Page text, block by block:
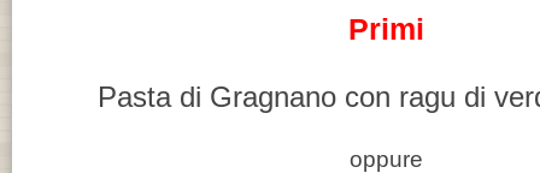
Primi
Pasta di Gragnano con ragu di
oppure